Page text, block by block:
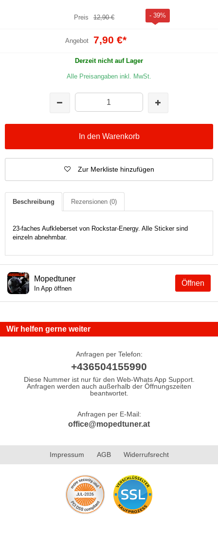
Preis 12,90 € - 39%
Angebot 7,90 €*
Derzeit nicht auf Lager
Alle Preisangaben inkl. MwSt.
In den Warenkorb
Zur Merkliste hinzufügen
Beschreibung Rezensionen (0)
23-faches Aufkleberset von Rockstar-Energy. Alle Sticker sind
einzeln abnehmbar.
Öffnen
Mopedtuner
In App öffnen
Wir helfen gerne weiter
Anfragen per Telefon:
+436504155990
Diese Nummer ist nur für den Web-Whats App Support.
Anfragen werden auch außerhalb der Öffnungszeiten
beantwortet.
Anfragen per E-Mail:
office@mopedtuner.at
Impressum AGB Widerrufsrecht